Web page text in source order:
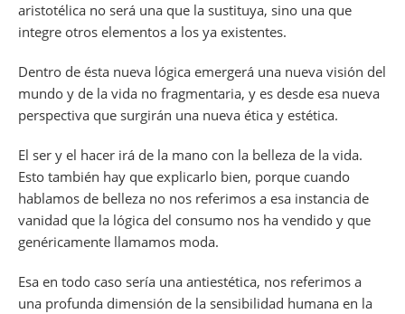
aristotélica no será una que la sustituya, sino una que
integre otros elementos a los ya existentes.
Dentro de ésta nueva lógica emergerá una nueva visión del
mundo y de la vida no fragmentaria, y es desde esa nueva
perspectiva que surgirán una nueva ética y estética.
El ser y el hacer irá de la mano con la belleza de la vida.
Esto también hay que explicarlo bien, porque cuando
hablamos de belleza no nos referimos a esa instancia de
vanidad que la lógica del consumo nos ha vendido y que
genéricamente llamamos moda.
Esa en todo caso sería una antiestética, nos referimos a
una profunda dimensión de la sensibilidad humana en la